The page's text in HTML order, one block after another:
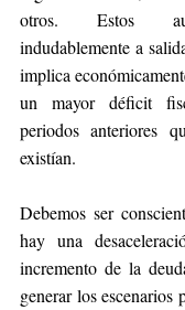
otros. Estos
indudablemente a
implica
un mayor déficit
periodos anteriores
existían.
Debemos ser
hay una
incremento de la
generar los escenarios